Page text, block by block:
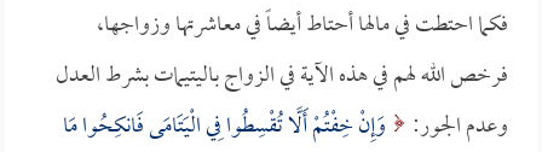
فكما احتطت في مالها أحتاط أيضاً في معاشرتها وزواجها،
فرخص الله لهم في هذه الآية في الزواج باليتيمات بشرط العدل
وعدم الجور:
وَإِنْ خِفْتُمْ أَلَّا تُقْسِطُوا فِي الْيَتَامَى فَانكِحُوا مَا